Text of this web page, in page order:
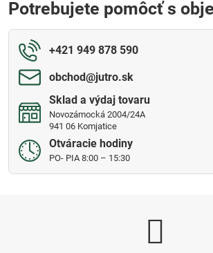
Potrebujete pomôcť s
+421 949 878 590
obchod​@jutro​.sk
Sklad a výdaj tovaru
Novozámocká 2004/24A
941 06 Komjatice
Otváracie hodiny
PO- PIA 8:00 – 15:30